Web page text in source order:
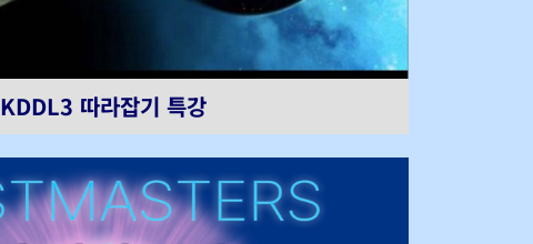
KDDL3 따라잡기 특강